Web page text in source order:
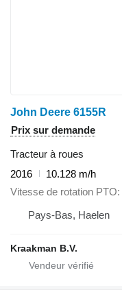
John Deere 6155R
Prix sur demande
Tracteur à roues
2016
10.128 m/h
Vitesse de rotation PTO
Pays-Bas, Haelen
Kraakman B.V.